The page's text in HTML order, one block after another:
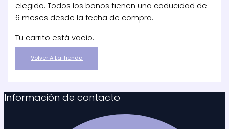
elegido. Todos los bonos tienen una caducidad de
6 meses desde la fecha de compra.
Tu carrito está vacío.
Volver A La Tienda
Información de contacto